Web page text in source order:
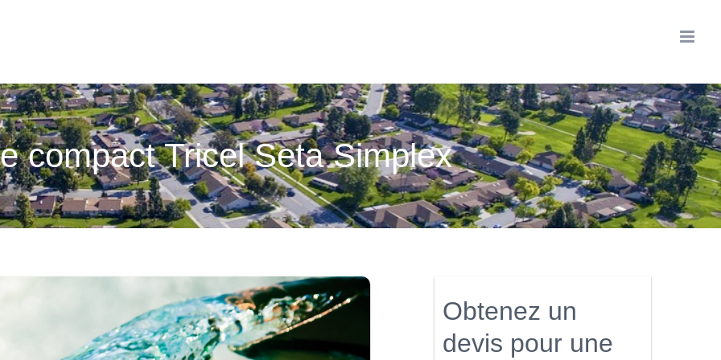
compact Tricel Seta Simplex
Obtenez un
devis pour une